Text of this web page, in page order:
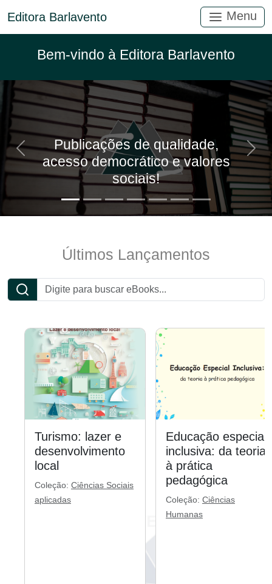
Editora Barlavento Menu
Bem-vindo à Editora Barlavento
Publicações de qualidade,
acesso democrático e valores
sociais!
Anterior
Últimos Lançamentos
Turismo: lazer e
desenvolvimento
local
Coleção: Ciências Sociais
aplicadas
Educação especial
inclusiva: da teoria
à prática
pedagógica
Coleção: Ciências
Humanas